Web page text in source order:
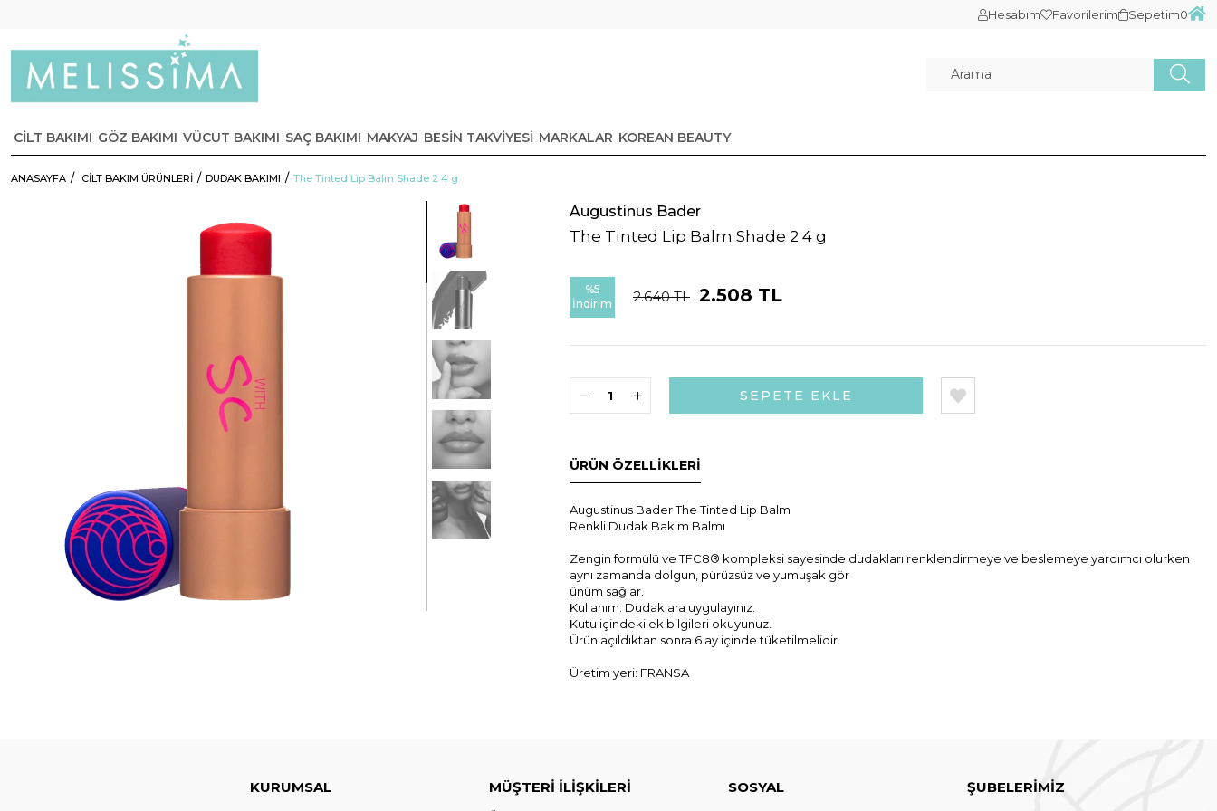
Hesabım Favorilerim Sepetim0
CİLT BAKIMI GÖZ BAKIMI VÜCUT BAKIMI SAÇ BAKIMI MAKYAJ BESİN TAKVİYESİ MARKALAR KOREAN BEAUTY
ANASAYFA CİLT BAKIM ÜRÜNLERİ DUDAK BAKIMI The Tinted Lip Balm Shade 2 4 g
The Tinted Lip Balm Shade 2 4 g
Augustinus Bader
%5
İndirim
2.640 TL 2.508 TL
ÜRÜN ÖZELLIKLERI
Augustinus Bader The Tinted Lip Balm
Renkli Dudak Bakım Balmı
Zengin formülü ve TFC8® kompleksi sayesinde dudakları renklendirmeye ve beslemeye yardımcı olurken
aynı zamanda dolgun, pürüzsüz ve yumuşak gör
ünüm sağlar.
Kullanım: Dudaklara uygulayınız.
Kutu içindeki ek bilgileri okuyunuz.
Ürün açıldıktan sonra 6 ay içinde tüketilmelidir.
Üretim yeri: FRANSA
KURUMSAL MÜŞTERİ İLİŞKİLERİ SOSYAL ŞUBELERİMİZ